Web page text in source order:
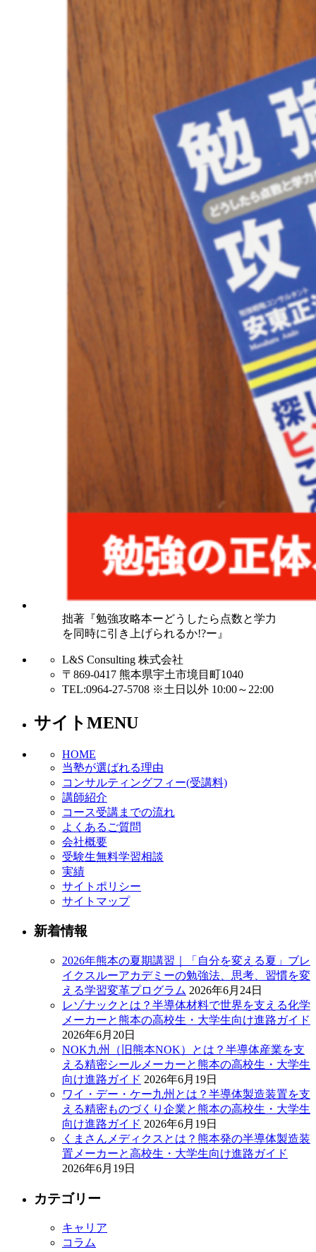
拙著『勉強攻略本ーどうしたら点数と学力
を同時に引き上げられるか!?ー』
L&S Consulting 株式会社
〒869-0417 熊本県宇土市境目町1040
TEL:0964-27-5708 ※土日以外 10:00～22:00
サイトMENU
HOME
当塾が選ばれる理由
コンサルティングフィー(受講料)
講師紹介
コース受講までの流れ
よくあるご質問
会社概要
受験生無料学習相談
実績
サイトポリシー
サイトマップ
新着情報
2026年熊本の夏期講習｜「自分を変える夏」ブレ
イクスルーアカデミーの勉強法、思考、習慣を変
える学習変革プログラム 2026年6月24日
レゾナックとは？半導体材料で世界を支える化学
メーカーと熊本の高校生・大学生向け進路ガイド
2026年6月20日
NOK九州（旧熊本NOK）とは？半導体産業を支
える精密シールメーカーと熊本の高校生・大学生
向け進路ガイド 2026年6月19日
ワイ・デー・ケー九州とは？半導体製造装置を支
える精密ものづくり企業と熊本の高校生・大学生
向け進路ガイド 2026年6月19日
くまさんメディクスとは？熊本発の半導体製造装
置メーカーと高校生・大学生向け進路ガイド
2026年6月19日
カテゴリー
キャリア
コラム